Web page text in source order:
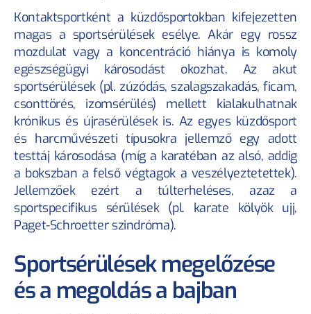
Kontaktsportként a küzdősportokban kifejezetten
magas a sportsérülések esélye. Akár egy rossz
mozdulat vagy a koncentráció hiánya is komoly
egészségügyi károsodást okozhat. Az akut
sportsérülések (pl. zúzódás, szalagszakadás, ficam,
csonttörés, izomsérülés) mellett kialakulhatnak
krónikus és újrasérülések is. Az egyes küzdősport
és harcművészeti típusokra jellemző egy adott
testtáj károsodása (míg a karatéban az alsó, addig
a bokszban a felső végtagok a veszélyeztetettek).
Jellemzőek ezért a túlterheléses, azaz a
sportspecifikus sérülések (pl. karate kölyök ujj,
Paget-Schroetter szindróma).
Sportsérülések megelőzése
és a megoldás a bajban
HASZNOS OLDALAK
Sportkarrier biztosítás
Sportrendezvény biztosítás
Sportolóink
Blog
Rólunk
Kapcsolat
Sportbiztosítás szabályzat
Utánpótlás biztosítás szabályzat
Értékesítési partnerünk az
KÖVESS MINKET!